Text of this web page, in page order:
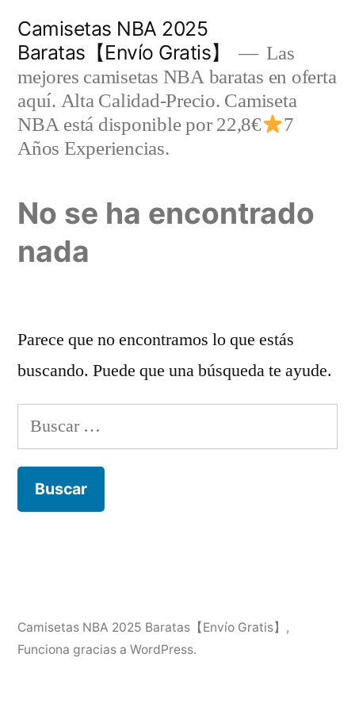
contenido
Camisetas NBA 2025
Baratas【Envío Gratis】
Las
mejores camisetas NBA baratas en oferta
aquí. Alta Calidad-Precio. Camiseta
NBA está disponible por 22,8€
7
Años Experiencias.
No se ha encontrado
nada
Parece que no encontramos lo que estás
buscando. Puede que una búsqueda te ayude.
Buscar:
Camisetas NBA 2025 Baratas【Envío Gratis】
,
Funciona gracias a WordPress.